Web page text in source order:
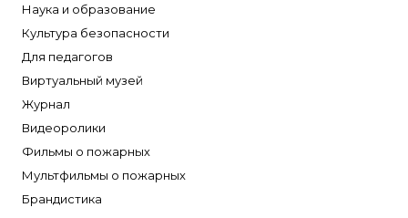
Наука и образование
Культура безопасности
Для педагогов
Виртуальный музей
Журнал
Видеоролики
Фильмы о пожарных
Мультфильмы о пожарных
Брандистика